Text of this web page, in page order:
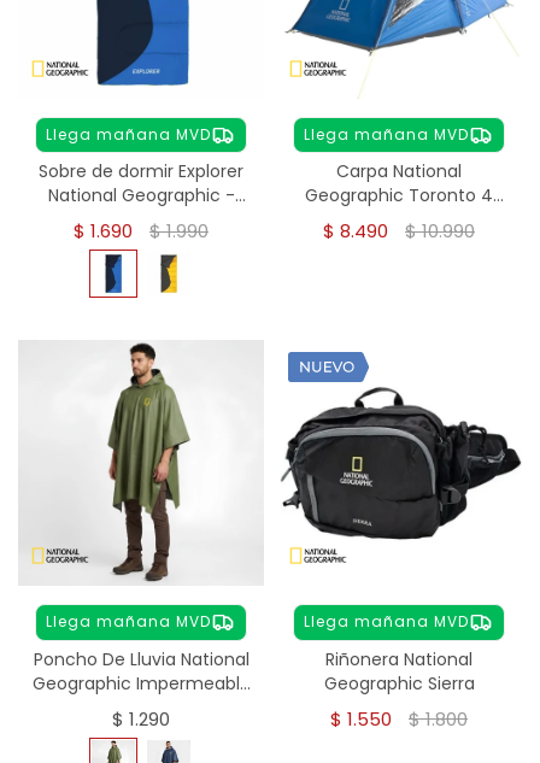
Llega mañana MVD
Sobre de dormir Explorer
National Geographic -
Azul
$ 1.690 $1.990
Llega mañana MVD
Carpa National
Geographic Toronto 4
personas
$ 8.490 $10.990
Llega mañana MVD
Poncho De Lluvia National
Geographic Impermeable
- verde
$ 1.290
Llega mañana MVD
Riñonera National
Geographic Sierra
$ 1.550 $1.800